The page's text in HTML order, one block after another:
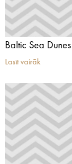
Baltic Sea
Lasīt vairāk